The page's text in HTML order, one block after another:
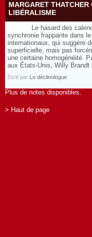
MARGARET THATCHER
LIBÉRALISME
Le hasard des
synchronie frappante dans
internationaux, qui suggère
superficielle, mais pas
une certaine homogénéité.
aux États-Unis, Willy
Écrit par Le déclinologue
Plus de notes disponibles.
> Haut de page